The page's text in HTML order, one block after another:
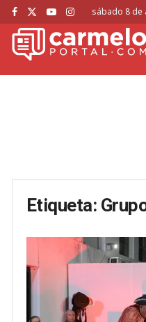
sábado 8 de
Etiqueta: